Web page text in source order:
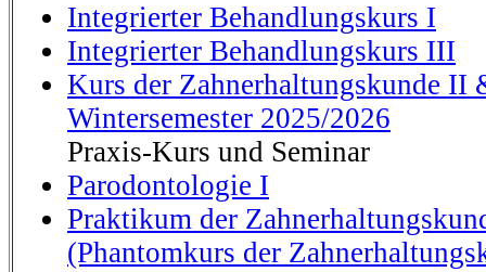
Integrierter Behandlungskurs I
Integrierter Behandlungskurs III
Kurs der Zahnerhaltungskunde II
Wintersemester 2025/2026
Praxis-Kurs und Seminar
Parodontologie I
Praktikum der
(Phantomkurs der